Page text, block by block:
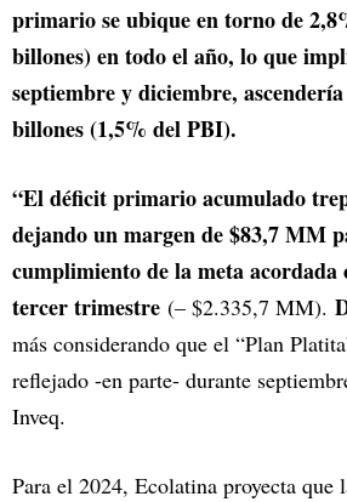
primario se ubique en torno de
billones) en todo el año, lo que
septiembre y diciembre,
billones (1,5% del PBI).
“El déficit primario acumulado
dejando un margen de $83,7 MM
cumplimiento de la meta
tercer trimestre (– $2.335,7 MM).
más considerando que el “Plan
reflejado -en parte- durante
Inveq.
Para el 2024, Ecolatina proyecta que